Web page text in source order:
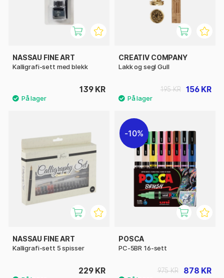
NASSAU FINE ART
Kalligrafi-sett med blekk
139 KR
CREATIV COMPANY
Lakk og segl Gull
156 KR
195 KR
NASSAU FINE ART
Kalligrafi-sett 5 spisser
229 KR
10%
POSCA
PC-5BR 16-sett
878 KR
975 KR